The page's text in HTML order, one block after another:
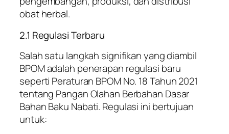
obat herbal.
2.1 Regulasi Terbaru
Salah satu langkah signifikan yang diambil
BPOM adalah penerapan regulasi baru
seperti Peraturan BPOM No. 18 Tahun 2021
tentang Pangan Olahan Berbahan Dasar
Bahan Baku Nabati. Regulasi ini bertujuan
untuk: